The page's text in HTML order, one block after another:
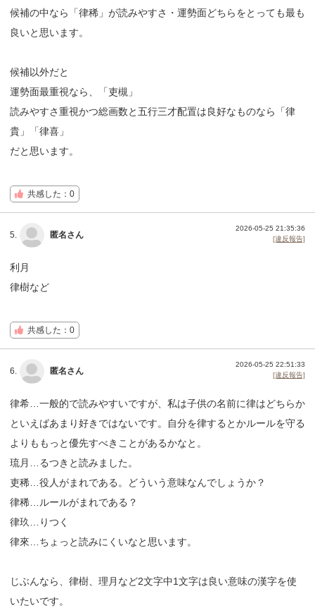
候補の中なら「律稀」が読みやすさ・運勢面どちらをとっても最も
良いと思います。
候補以外だと
運勢面最重視なら、「吏槻」
読みやすさ重視かつ総画数と五行三才配置は良好なものなら「律
貴」「律喜」
だと思います。
共感した：0
5. 匿名さん
2026-05-25 21:35:36
[違反報告]
利月
律樹など
共感した：0
6. 匿名さん
2026-05-25 22:51:33
[違反報告]
律希…一般的で読みやすいですが、私は子供の名前に律はどちらか
といえばあまり好きではないです。自分を律するとかルールを守る
よりももっと優先すべきことがあるかなと。
琉月…るつきと読みました。
吏稀…役人がまれである。どういう意味なんでしょうか？
律稀…ルールがまれである？
律玖…りつく
律來…ちょっと読みにくいなと思います。
じぶんなら、律樹、理月など2文字中1文字は良い意味の漢字を使
いたいです。